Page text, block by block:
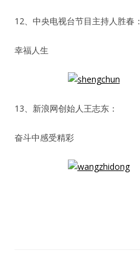
用户名或Email
密码
12、中央电视台节目主持人胜春：
幸福人生
13、新浪网创始人王志东：
奋斗中感受精彩